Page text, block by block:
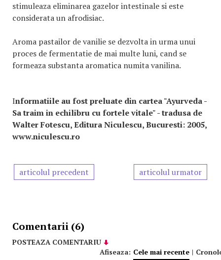
stimuleaza eliminarea gazelor intestinale si este
considerata un afrodisiac.
Aroma pastailor de vanilie se dezvolta in urma unui
proces de fermentatie de mai multe luni, cand se
formeaza substanta aromatica numita vanilina.
Informatiile au fost preluate din cartea "Ayurveda -
Sa traim in echilibru cu fortele vitale" - tradusa de
Walter Fotescu, Editura Niculescu, Bucuresti: 2005,
www.niculescu.ro
articolul precedent articolul urmator
Comentarii (6)
POSTEAZA COMENTARIU
Afiseaza: Cele mai recente |